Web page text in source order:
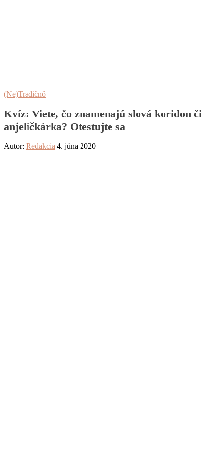
(Ne)Tradičnô
Kvíz: Viete, čo znamenajú slová koridon či
anjeličkárka? Otestujte sa
Autor: Redakcia 4. júna 2020